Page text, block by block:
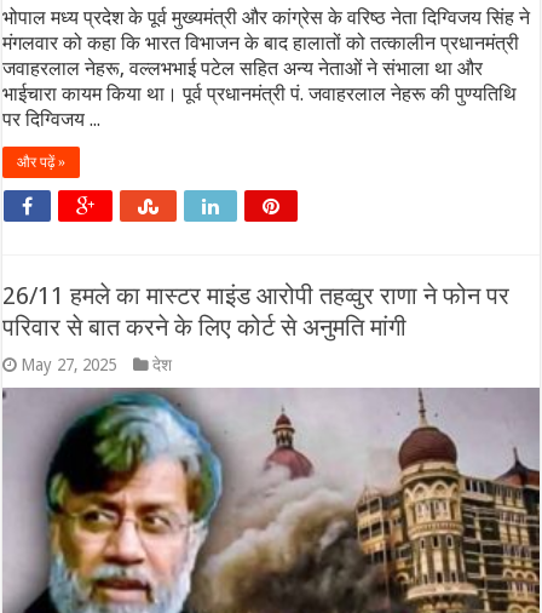
भोपाल मध्य प्रदेश के पूर्व मुख्यमंत्री और कांग्रेस के वरिष्ठ नेता दिग्विजय सिंह ने
मंगलवार को कहा कि भारत विभाजन के बाद हालातों को तत्कालीन प्रधानमंत्री
जवाहरलाल नेहरू, वल्लभभाई पटेल सहित अन्य नेताओं ने संभाला था और
भाईचारा कायम किया था। पूर्व प्रधानमंत्री पं. जवाहरलाल नेहरू की पुण्यतिथि
पर दिग्विजय ...
और पढ़ें »
26/11 हमले का मास्टर माइंड आरोपी तहव्वुर राणा ने फोन पर
परिवार से बात करने के लिए कोर्ट से अनुमति मांगी
May 27, 2025 देश